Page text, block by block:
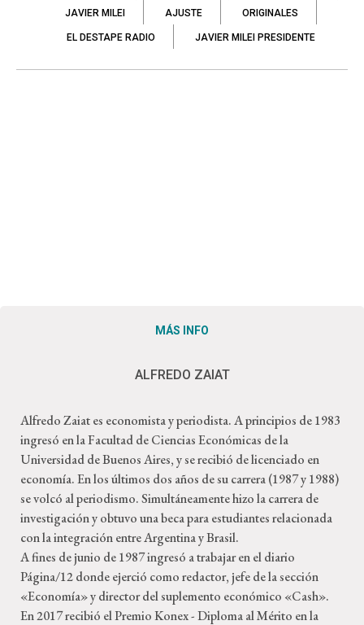
JAVIER MILEI AJUSTE ORIGINALES
EL DESTAPE RADIO JAVIER MILEI PRESIDENTE
MÁS INFO
ALFREDO ZAIAT
Alfredo Zaiat es economista y periodista. A principios de 1983
ingresó en la Facultad de Ciencias Económicas de la
Universidad de Buenos Aires, y se recibió de licenciado en
economía. En los últimos dos años de su carrera (1987 y 1988)
se volcó al periodismo. Simultáneamente hizo la carrera de
investigación y obtuvo una beca para estudiantes relacionada
con la integración entre Argentina y Brasil.
A fines de junio de 1987 ingresó a trabajar en el diario
Página/12 donde ejerció como redactor, jefe de la sección
«Economía» y director del suplemento económico «Cash».
En 2017 recibió el Premio Konex - Diploma al Mérito en la